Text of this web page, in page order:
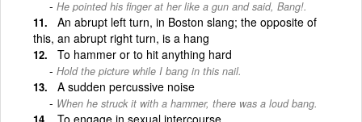
He pointed his finger at her like a gun and said, Bang!.
An abrupt left turn, in Boston slang; the opposite of
this, an abrupt right turn, is a hang
To hammer or to hit anything hard
Hold the picture while I bang in this nail.
A sudden percussive noise
When he struck it with a hammer, there was a loud bang.
To engage in sexual intercourse